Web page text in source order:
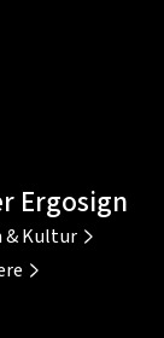
Ergosign
& Kultur